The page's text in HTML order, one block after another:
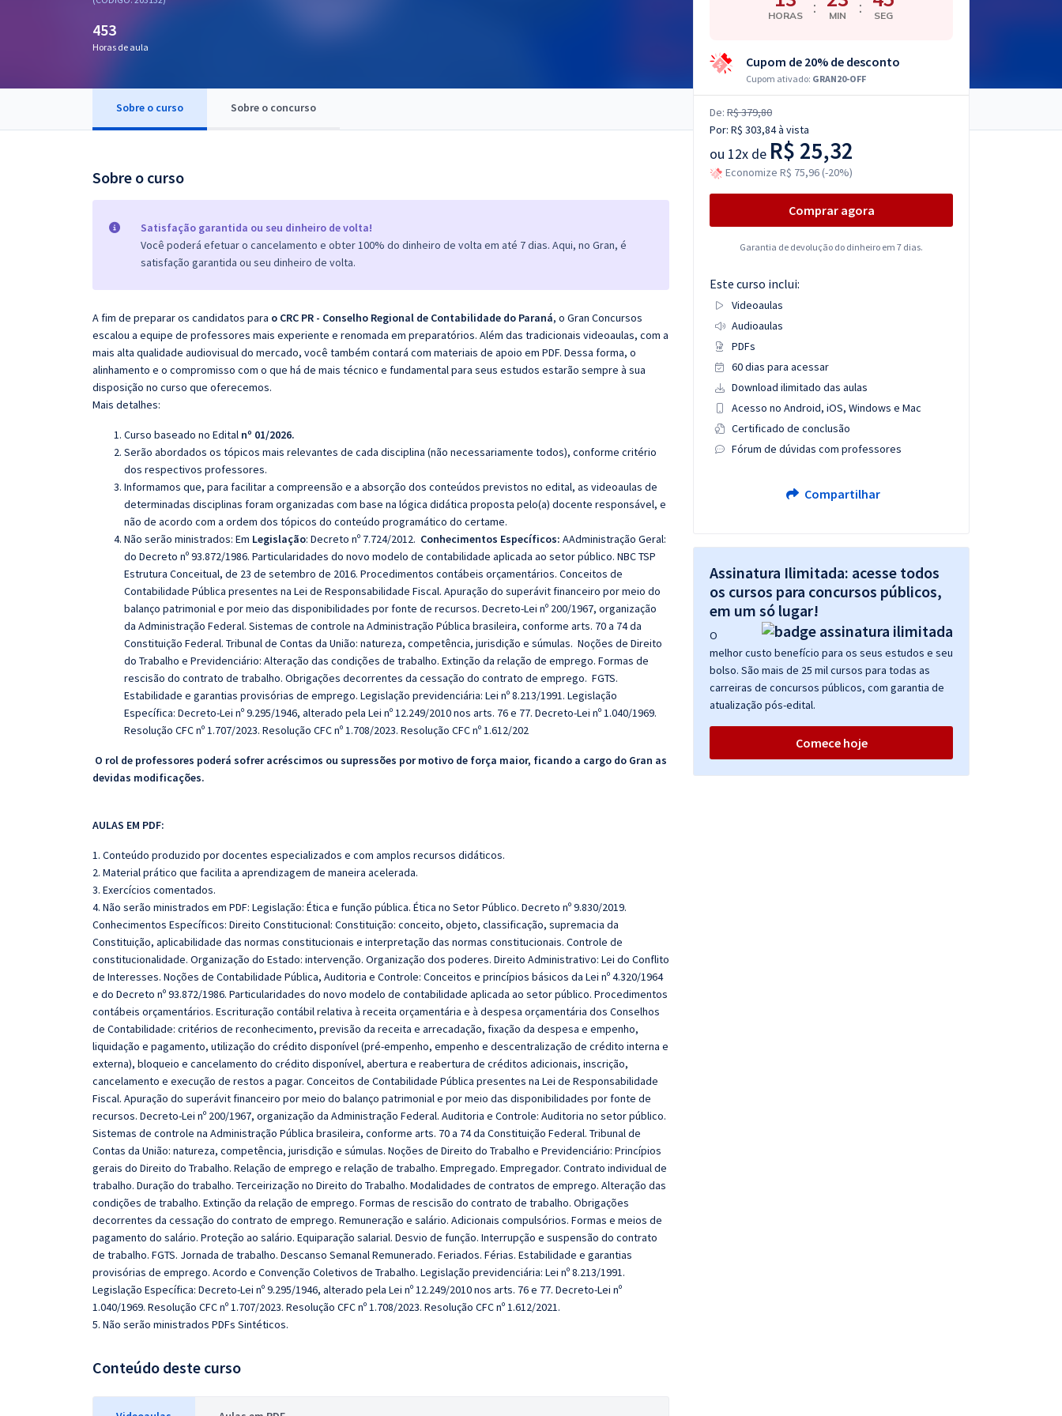
OAB
453
Horas de aula
Sobre o curso Sobre o concurso
Sobre o curso
Satisfação garantida ou seu dinheiro de volta!
Você poderá efetuar o cancelamento e obter 100% do dinheiro de volta em até 7 dias. Aqui, no Gran, é
satisfação garantida ou seu dinheiro de volta.
A fim de preparar os candidatos para o CRC PR - Conselho Regional de Contabilidade do Paraná, o Gran Concursos
escalou a equipe de professores mais experiente e renomada em preparatórios. Além das tradicionais videoaulas, com a
mais alta qualidade audiovisual do mercado, você também contará com materiais de apoio em PDF. Dessa forma, o
alinhamento e o compromisso com o que há de mais técnico e fundamental para seus estudos estarão sempre à sua
disposição no curso que oferecemos.
Mais detalhes:
Curso baseado no Edital nº 01/2026.
Serão abordados os tópicos mais relevantes de cada disciplina (não necessariamente todos), conforme critério
dos respectivos professores.
Informamos que, para facilitar a compreensão e a absorção dos conteúdos previstos no edital, as videoaulas de
determinadas disciplinas foram organizadas com base na lógica didática proposta pelo(a) docente responsável, e
não de acordo com a ordem dos tópicos do conteúdo programático do certame.
Não serão ministrados: Em Legislação: Decreto nº 7.724/2012. Conhecimentos Específicos: AAdministração Geral:
do Decreto nº 93.872/1986. Particularidades do novo modelo de contabilidade aplicada ao setor público. NBC TSP
Estrutura Conceitual, de 23 de setembro de 2016. Procedimentos contábeis orçamentários. Conceitos de
Contabilidade Pública presentes na Lei de Responsabilidade Fiscal. Apuração do superávit financeiro por meio do
balanço patrimonial e por meio das disponibilidades por fonte de recursos. Decreto-Lei nº 200/1967, organização
da Administração Federal. Sistemas de controle na Administração Pública brasileira, conforme arts. 70 a 74 da
Constituição Federal. Tribunal de Contas da União: natureza, competência, jurisdição e súmulas. Noções de Direito
do Trabalho e Previdenciário: Alteração das condições de trabalho. Extinção da relação de emprego. Formas de
rescisão do contrato de trabalho. Obrigações decorrentes da cessação do contrato de emprego. FGTS.
Estabilidade e garantias provisórias de emprego. Legislação previdenciária: Lei nº 8.213/1991. Legislação
Específica: Decreto-Lei nº 9.295/1946, alterado pela Lei nº 12.249/2010 nos arts. 76 e 77. Decreto-Lei nº 1.040/1969.
Resolução CFC nº 1.707/2023. Resolução CFC nº 1.708/2023. Resolução CFC nº 1.612/202
O rol de professores poderá sofrer acréscimos ou supressões por motivo de força maior, ficando a cargo do Gran as
devidas modificações.
AULAS EM PDF:
1. Conteúdo produzido por docentes especializados e com amplos recursos didáticos.
2. Material prático que facilita a aprendizagem de maneira acelerada.
3. Exercícios comentados.
4. Não serão ministrados em PDF: Legislação: Ética e função pública. Ética no Setor Público. Decreto nº 9.830/2019.
Conhecimentos Específicos: Direito Constitucional: Constituição: conceito, objeto, classificação, supremacia da
Constituição, aplicabilidade das normas constitucionais e interpretação das normas constitucionais. Controle de
constitucionalidade. Organização do Estado: intervenção. Organização dos poderes. Direito Administrativo: Lei do Conflito
de Interesses. Noções de Contabilidade Pública, Auditoria e Controle: Conceitos e princípios básicos da Lei nº 4.320/1964
e do Decreto nº 93.872/1986. Particularidades do novo modelo de contabilidade aplicada ao setor público. Procedimentos
contábeis orçamentários. Escrituração contábil relativa à receita orçamentária e à despesa orçamentária dos Conselhos
de Contabilidade: critérios de reconhecimento, previsão da receita e arrecadação, fixação da despesa e empenho,
liquidação e pagamento, utilização do crédito disponível (pré-empenho, empenho e descentralização de crédito interna e
externa), bloqueio e cancelamento do crédito disponível, abertura e reabertura de créditos adicionais, inscrição,
cancelamento e execução de restos a pagar. Conceitos de Contabilidade Pública presentes na Lei de Responsabilidade
Fiscal. Apuração do superávit financeiro por meio do balanço patrimonial e por meio das disponibilidades por fonte de
recursos. Decreto-Lei nº 200/1967, organização da Administração Federal. Auditoria e Controle: Auditoria no setor público.
Sistemas de controle na Administração Pública brasileira, conforme arts. 70 a 74 da Constituição Federal. Tribunal de
Contas da União: natureza, competência, jurisdição e súmulas. Noções de Direito do Trabalho e Previdenciário: Princípios
gerais do Direito do Trabalho. Relação de emprego e relação de trabalho. Empregado. Empregador. Contrato individual de
trabalho. Duração do trabalho. Terceirização no Direito do Trabalho. Modalidades de contratos de emprego. Alteração das
condições de trabalho. Extinção da relação de emprego. Formas de rescisão do contrato de trabalho. Obrigações
decorrentes da cessação do contrato de emprego. Remuneração e salário. Adicionais compulsórios. Formas e meios de
pagamento do salário. Proteção ao salário. Equiparação salarial. Desvio de função. Interrupção e suspensão do contrato
de trabalho. FGTS. Jornada de trabalho. Descanso Semanal Remunerado. Feriados. Férias. Estabilidade e garantias
provisórias de emprego. Acordo e Convenção Coletivos de Trabalho. Legislação previdenciária: Lei nº 8.213/1991.
Legislação Específica: Decreto-Lei nº 9.295/1946, alterado pela Lei nº 12.249/2010 nos arts. 76 e 77. Decreto-Lei nº
1.040/1969. Resolução CFC nº 1.707/2023. Resolução CFC nº 1.708/2023. Resolução CFC nº 1.612/2021.
5. Não serão ministrados PDFs Sintéticos.
Conteúdo deste curso
HORAS : MIN : SEG
Cupom de 20% de desconto
Cupom ativado: GRAN20-OFF
De: R$ 379,80
Por: R$ 303,84à vista
ou 12x de R$ 25,32
Economize R$ 75,96 (-20%)
Comprar agora
Garantia de devolução do dinheiro em 7 dias.
Este curso inclui:
Videoaulas
Audioaulas
PDFs
60 dias para acessar
Download ilimitado das aulas
Acesso no Android, iOS, Windows e Mac
Certificado de conclusão
Fórum de dúvidas com professores
Compartilhar
Assinatura Ilimitada: acesse todos
os cursos para concursos públicos,
em um só lugar!
O
melhor custo benefício para os seus estudos e seu
bolso. São mais de 25 mil cursos para todas as
carreiras de concursos públicos, com garantia de
atualização pós-edital.
Comece hoje